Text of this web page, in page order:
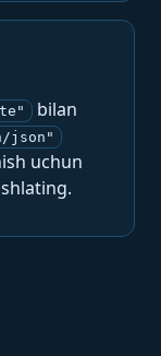
bilan
json"
uchun